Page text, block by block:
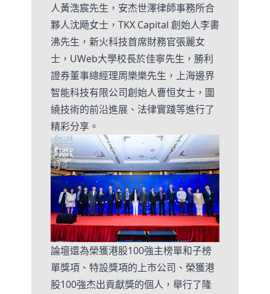
人黃浩宸先生，安杰世澤律師事務所合
夥人沈飏女士，TKX Capital 創始人李書
沸先生，新火科技首席財務官張麗女
士，UWeb大學校長於佳寧先生，勝利
證券董事總經理周樂樂先生，上海邊界
智能科技有限公司創始人曹恒女士，圍
繞技術的前沿進展、法律實踐等進行了
精彩分享。
論壇還為榮獲港股100強主榜單和子榜
單獎項、特設獎項的上市公司、榮獲港
股100強杰出貢獻獎的個人，舉行了隆